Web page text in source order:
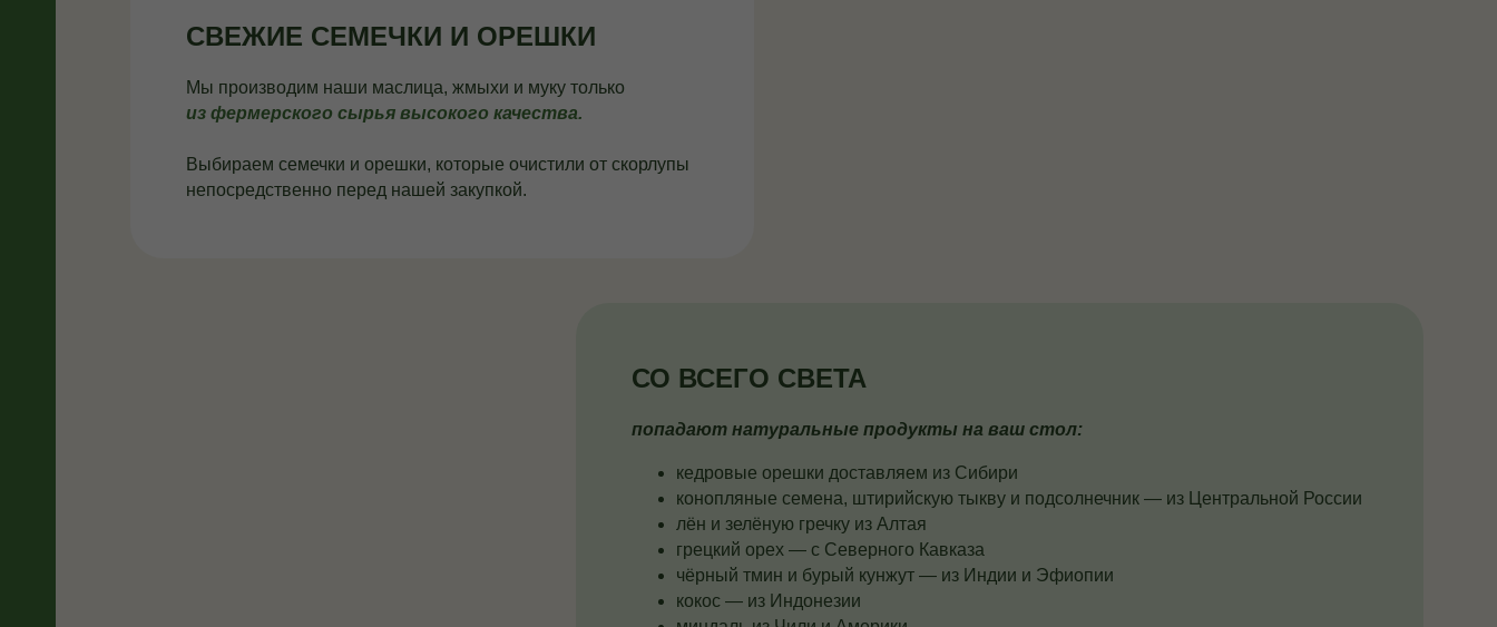
попадают натуральные продукты на ваш стол:
кедровые орешки доставляем из Сибири
конопляные семена, штирийскую тыкву и подсолнечник — из Центральной России
лён и зелёную гречку из Алтая
грецкий орех — с Северного Кавказа
чёрный тмин и бурый кунжут — из Индии и Эфиопии
кокос — из Индонезии
Мы производим наши маслица, жмыхи и муку только
из фермерского сырья высокого качества.
Выбираем семечки и орешки, которые очистили от скорлупы
непосредственно перед нашей закупкой.
СО ВСЕГО СВЕТА
СВЕЖИЕ СЕМЕЧКИ И ОРЕШКИ